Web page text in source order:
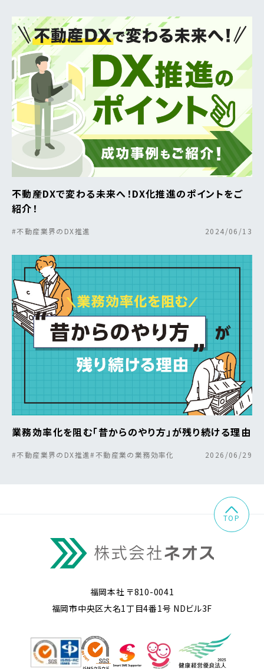
不動産DXで変わる未来へ！DX化推進のポイントをご
紹介！
#不動産業界のDX推進 2024/06/13
業務効率化を阻む「昔からのやり方」が残り続ける理由
#不動産業界のDX推進#不動産業の業務効率化 2026/06/29
福岡本社 〒810-0041
福岡市中央区大名1丁目4番1号 NDビル3F
TOP